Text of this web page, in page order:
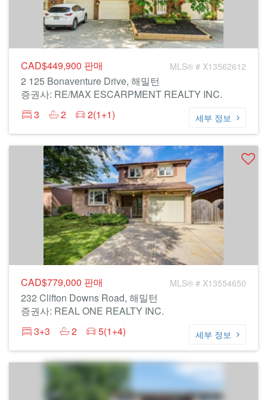
CAD$449,900 판매 MLS® # X13562612
2 125 Bonaventure Drive, 해밀턴
증권사: RE/MAX ESCARPMENT REALTY INC.
3
2 2(1+1) 세부 정보
CAD$779,000 판매 MLS® # X13554650
232 Clifton Downs Road, 해밀턴
증권사: REAL ONE REALTY INC.
3+3
2 5(1+4) 세부 정보